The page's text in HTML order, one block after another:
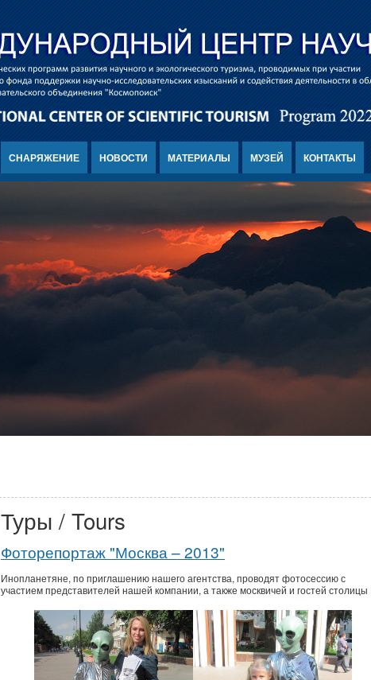
СНАРЯЖЕНИЕ НОВОСТИ МАТЕРИАЛЫ МУЗЕЙ КОНТАКТЫ
Туры / Tours
Фоторепортаж "Москва – 2013"
Инопланетяне, по приглашению нашего агентства, проводят фотосессию с
участием представителей нашей компании, а также москвичей и гостей столицы